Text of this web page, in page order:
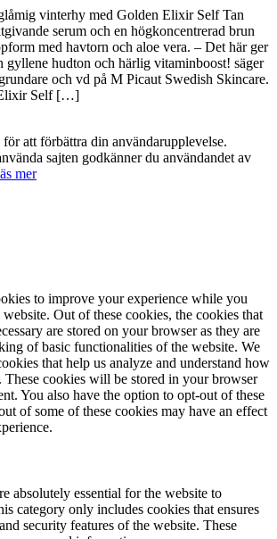
vinterhy med Golden Elixir Self Tan
serum och en högkoncentrerad brun
med havtorn och aloe vera. – Det här ger
gyllene hudton och härlig vitaminboost! säger
och vd på M Picaut Swedish Skincare.
Self […]
att förbättra din användarupplevelse.
sajten godkänner du användandet av
mer
to improve your experience while you
Out of these cookies, the cookies that
are stored on your browser as they are
of basic functionalities of the website. We
that help us analyze and understand how
These cookies will be stored in your browser
You also have the option to opt-out of these
of some of these cookies may have an effect
absolutely essential for the website to
category only includes cookies that ensures
security features of the website. These